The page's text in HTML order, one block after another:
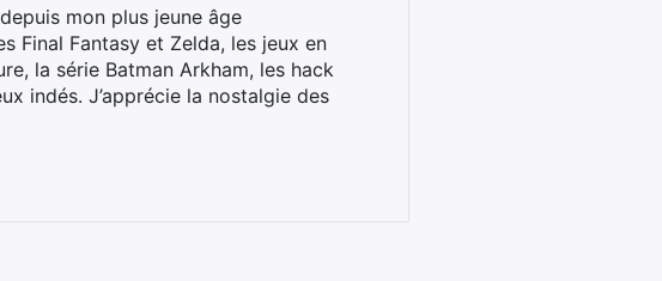
mon plus jeune âge
Final Fantasy et Zelda, les jeux en
la série Batman Arkham, les hack
indés. J’apprécie la nostalgie des